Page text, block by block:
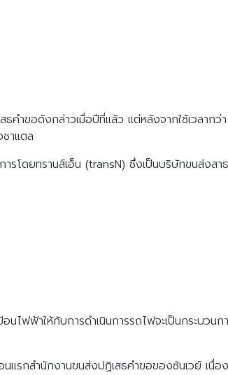
ำขอดังกล่าวเมื่อปีที่แล้ว แต่หลังจากใช้เวลากว่า
าแตล
ารโดยทรานส์เอ็น (transN) ซึ่งเป็นบริษัทขนส่งส
ไฟฟ้าให้กับการดำเนินการรถไฟจะเป็นกระบวน
แรกสำนักงานขนส่งปฏิเสธคำขอของซันเวย์ เนื่อ